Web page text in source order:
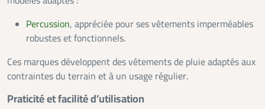
Percussion, appréciée pour ses vêtements imperméables
robustes et fonctionnels.
Ces marques développent des vêtements de pluie adaptés aux
contraintes du terrain et à un usage régulier.
Praticité et facilité d’utilisation